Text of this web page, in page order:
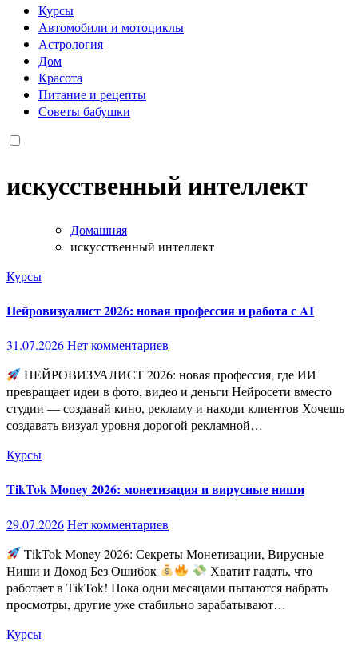
Курсы
Автомобили и мотоциклы
Астрология
Дом
Красота
Питание и рецепты
Советы бабушки
искусственный интеллект
Домашняя
искусственный интеллект
Курсы
Нейровизуалист 2026: новая профессия и работа с AI
31.07.2026Нет комментариев
НЕЙРОВИЗУАЛИСТ 2026: новая профессия, где ИИ
превращает идеи в фото, видео и деньги Нейросети вместо
студии — создавай кино, рекламу и находи клиентов Хочешь
создавать визуал уровня дорогой рекламной…
Курсы
TikTok Money 2026: монетизация и вирусные ниши
29.07.2026Нет комментариев
TikTok Money 2026: Секреты Монетизации, Вирусные
Ниши и Доход Без Ошибок
Хватит гадать, что
работает в TikTok! Пока одни месяцами пытаются набрать
просмотры, другие уже стабильно зарабатывают…
Курсы